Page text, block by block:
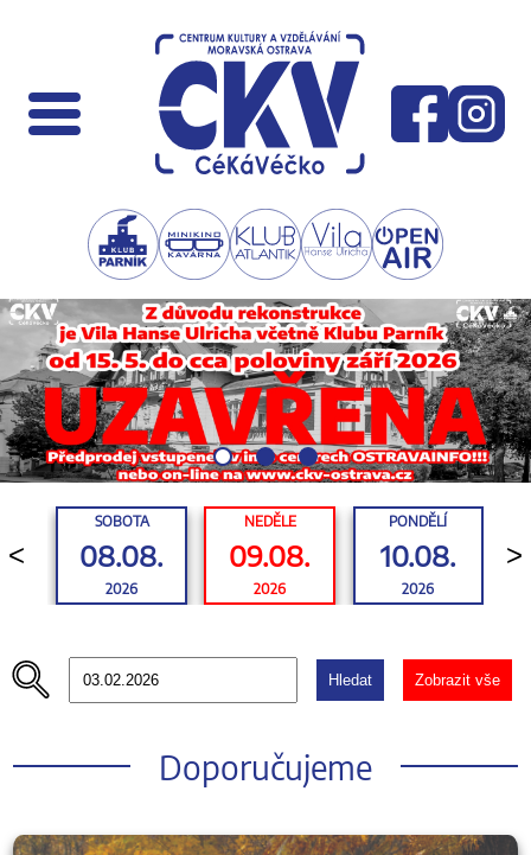
<
SOBOTA
08.08.
2026
NEDĚLE
09.08.
2026
PONDĚLÍ
10.08.
2026
>
Hledat Zobrazit vše
Doporučujeme